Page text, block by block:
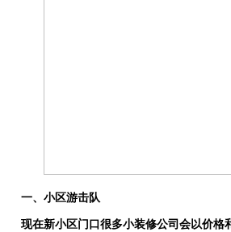
一、小区游击队
现在新小区门口很多小装修公司会以价格